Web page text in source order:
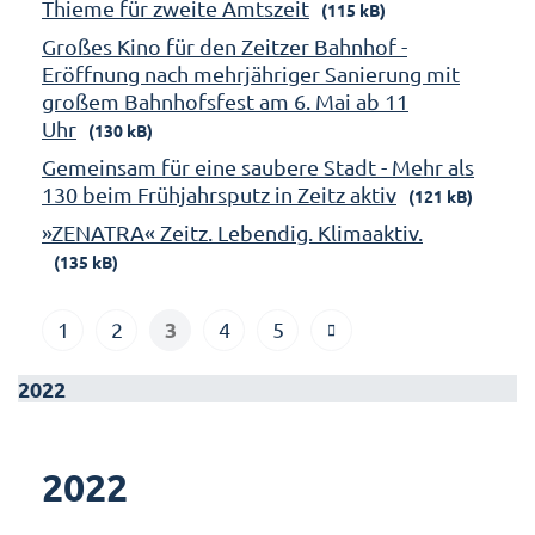
Thieme für zweite Amtszeit (115 kB)
Großes Kino für den Zeitzer Bahnhof -
Eröffnung nach mehrjähriger Sanierung mit
großem Bahnhofsfest am 6. Mai ab 11
Uhr
(130 kB)
Gemeinsam für eine saubere Stadt - Mehr als
130 beim Frühjahrsputz in Zeitz aktiv
(121 kB)
»ZENATRA« Zeitz. Lebendig. Klimaaktiv.
(135 kB)
1 2 3 4 5
2022
2022